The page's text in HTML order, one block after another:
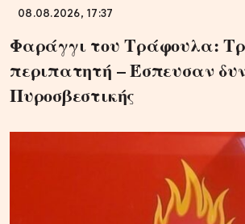
08.08.2026, 17:37
Φαράγγι του Τράφουλα:
περιπατητή – Έσπευσαν
Πυροσβεστικής